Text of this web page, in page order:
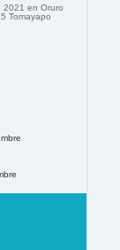
2021 en Oruro
Tomayapo